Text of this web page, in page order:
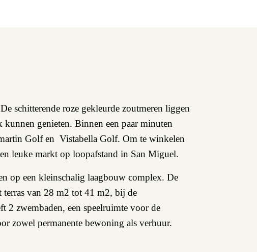
schitterende roze gekleurde zoutmeren liggen
genieten. Binnen een paar minuten
Golf en Vistabella Golf. Om te winkelen
leuke markt op loopafstand in San Miguel.
op een kleinschalig laagbouw complex. De
terras van 28 m2 tot 41 m2, bij de
2 zwembaden, een speelruimte voor de
zowel permanente bewoning als verhuur.